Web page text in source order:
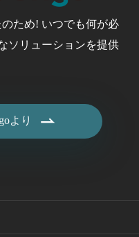
ため! いつでも何が必
ソリューションを提供
より 